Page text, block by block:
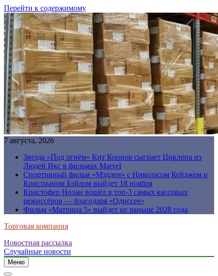
Перейти к содержимому
7 августа, 2026
Звезда «Под огнём» Кит Коннор сыграет Циклопа из
Людей Икс в фильмах Marvel
Спортивный фильм «Мэдден» с Николасом Кейджем и
Кристианом Бэйлом выйдет 18 ноября
Кристофер Нолан вошёл в топ-3 самых кассовых
режиссёров — благодаря «Одиссее»
Фильм «Матрица 5» выйдет не раньше 2028 года
Торговая компания
Новостная рассылка
Случайные новости
Меню